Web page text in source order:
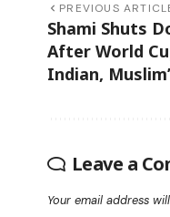
PREVIOUS
Shami Shuts
After World
Indian,
Leave a
Your email address